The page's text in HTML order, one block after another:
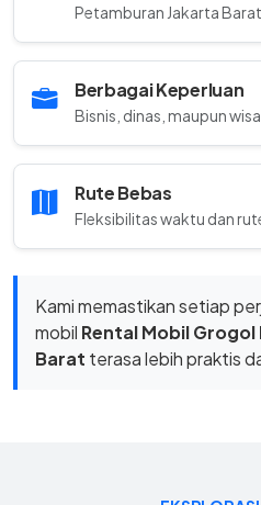
Petamburan Jakarta Barat.
Berbagai Keperluan
Bisnis, dinas, maupun
Rute Bebas
Fleksibilitas waktu dan
Kami memastikan setiap
mobil Rental Mobil
Barat terasa lebih praktis